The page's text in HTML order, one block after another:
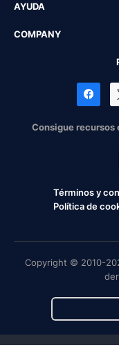
AYUDA
COMPANY
Consigue
Términos y
Política de
Copyright © 2010-